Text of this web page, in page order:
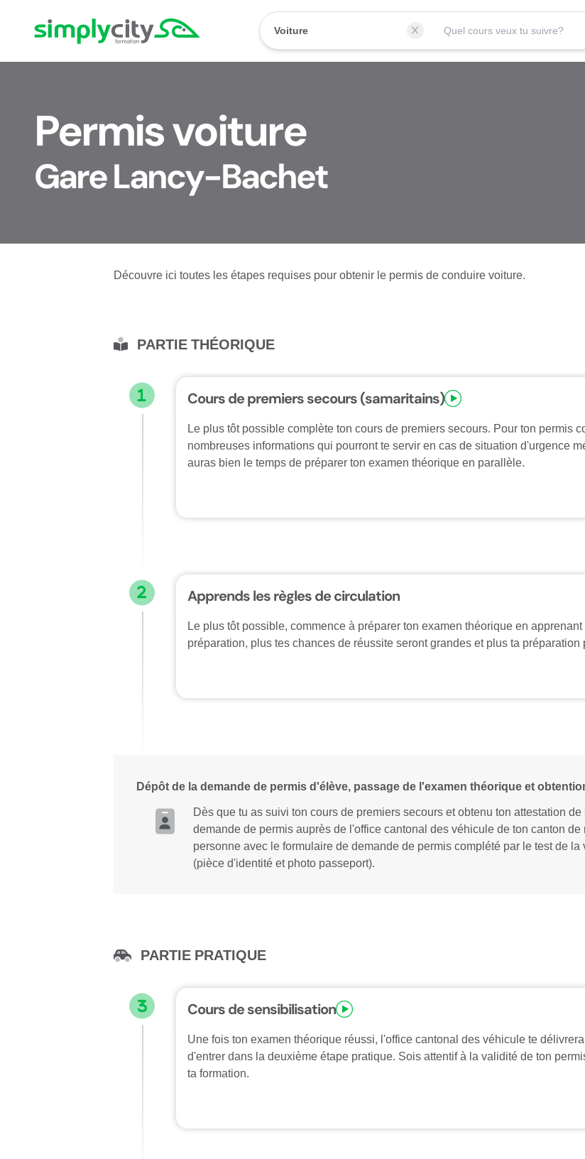
Simplycity Voiture Quel cours veux tu suivre?
Permis voiture
Gare Lancy-Bachet
Découvre ici toutes les étapes requises pour obtenir le permis de conduire voiture.
PARTIE THÉORIQUE
Cours de premiers secours (samaritains)
Le plus tôt possible complète ton cours de premiers secours. Pour ton permis
nombreuses informations qui pourront te servir en cas de situation d'urgence
auras bien le temps de préparer ton examen théorique en parallèle.
Apprends les règles de circulation
Le plus tôt possible, commence à préparer ton examen théorique en
préparation, plus tes chances de réussite seront grandes et plus ta
Dépôt de la demande de permis d'élève, passage de l'examen théorique et
Dès que tu as suivi ton cours de premiers secours et obtenu ton attestation
demande de permis auprès de l'office cantonal des véhicule de ton canton
personne avec le formulaire de demande de permis complété par le test de
(pièce d'identité et photo passeport).
PARTIE PRATIQUE
Cours de sensibilisation
Une fois ton examen théorique réussi, l'office cantonal des véhicule te
d'entrer dans la deuxième étape pratique. Sois attentif à la validité de ton
ta formation.